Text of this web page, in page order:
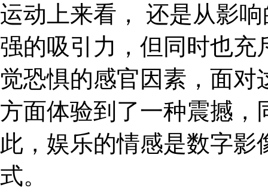
运动上来看， 还是从影
强的吸引力，但同时也充
觉恐惧的感官因素，面
方面体验到了一种震撼，
此，娱乐的情感是数字
式。